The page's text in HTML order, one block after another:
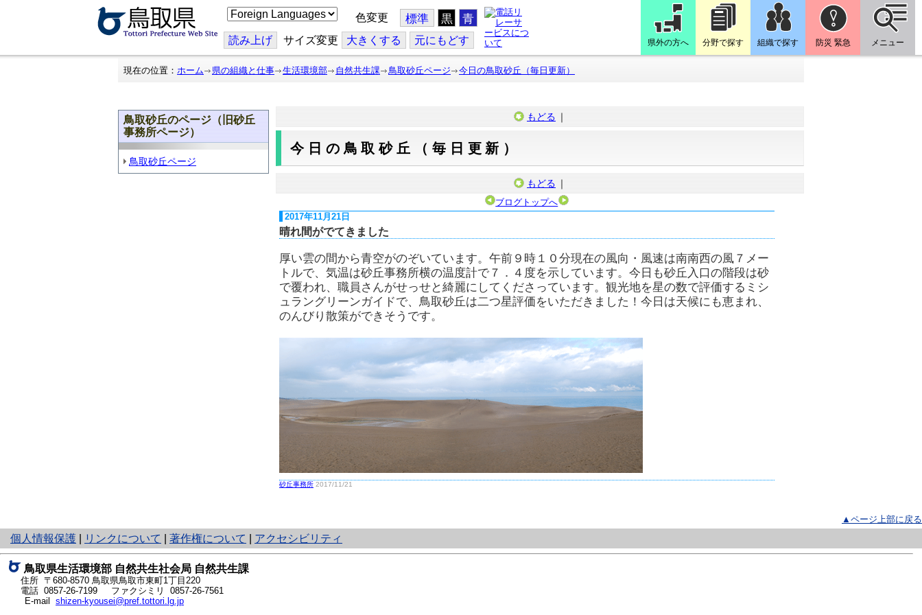
こ
の
ジ
を
翻
色変更 標準 黒 青
読み上げ サイズ変更 大きくする 元にもどす 県外の方へ 分野で探す 組織で探す 防災 緊急 メニュー
現在の位置： ホーム 県の組織と仕事 生活環境部 自然共生課 鳥取砂丘ページ 今日の鳥取砂丘（毎日更新）
鳥取砂丘のページ（旧砂丘
事務所ページ）
鳥取砂丘ページ
もどる ｜
今日の鳥取砂丘（毎日更新）
もどる ｜
ブログトップへ
2017年11月21日
晴れ間がでてきました
厚い雲の間から青空がのぞいています。午前９時１０分現在の風向・風速は南南西の風７メー
トルで、気温は砂丘事務所横の温度計で７．４度を示しています。今日も砂丘入口の階段は砂
で覆われ、職員さんがせっせと綺麗にしてくださっています。観光地を星の数で評価するミシ
ュラングリーンガイドで、鳥取砂丘は二つ星評価をいただきました！今日は天候にも恵まれ、
のんびり散策ができそうです。
砂丘事務所 2017/11/21
▲ページ上部に戻る
個人情報保護
と
り
ネ
ッ
ト
へ
リンクについて 著作権について アクセシビリティ
鳥取県生活環境部 自然共生社会局 自然共生課
住所 〒680-8570 鳥取県鳥取市東町1丁目220
電話 0857-26-7199
ファクシミリ 0857-26-7561
E-mail shizen-kyousei@pref.tottori.lg.jp